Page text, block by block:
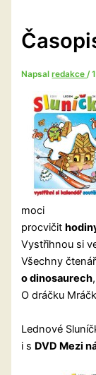
Napsalredakce/
moci
procvičit
Vystřihnou si
Všechny
o dinosaurech
O dráčku
Lednové
i s DVD Mezi